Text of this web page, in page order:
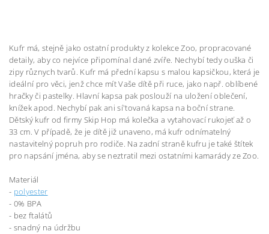
Kufr má, stejně jako ostatní produkty z kolekce Zoo, propracované
detaily, aby co nejvíce připomínal dané zvíře. Nechybí tedy ouška či
zipy různych tvarů. Kufr má přední kapsu s malou kapsičkou, která je
ideální pro věci, jenž chce mít Vaše dítě při ruce, jako např. oblíbené
hračky či pastelky. Hlavní kapsa pak poslouží na uložení oblečení,
knížek apod. Nechybí pak ani sí'tovaná kapsa na boční strane.
Dětský kufr od firmy Skip Hop má kolečka a vytahovací rukojeť až o
33 cm. V případě, že je dítě již unaveno, má kufr odnímatelný
nastavitelný popruh pro rodiče. Na zadní straně kufru je také štítek
pro napsání jména, aby se neztratil mezi ostatními kamarády ze Zoo.
Materiál
- polyester
- 0% BPA
- bez ftalátů
- snadný na údržbu